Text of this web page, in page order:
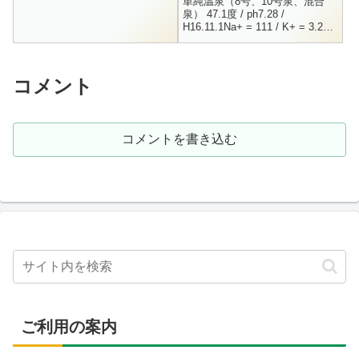
泉） 47.1度 / ph7.28 /
H16.11.1Na+ = 111 / K+ = 3.28 /
Mg++ = 0.96 / Ca++ = 23...
コメント
コメントを書き込む
ご利用の案内